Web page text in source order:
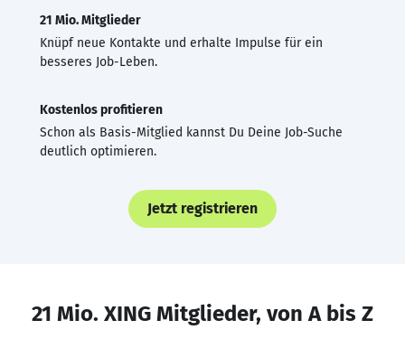
21 Mio. Mitglieder
Knüpf neue Kontakte und erhalte Impulse für ein
besseres Job-Leben.
Kostenlos profitieren
Schon als Basis-Mitglied kannst Du Deine Job-Suche
deutlich optimieren.
Jetzt registrieren
21 Mio. XING Mitglieder, von A bis Z